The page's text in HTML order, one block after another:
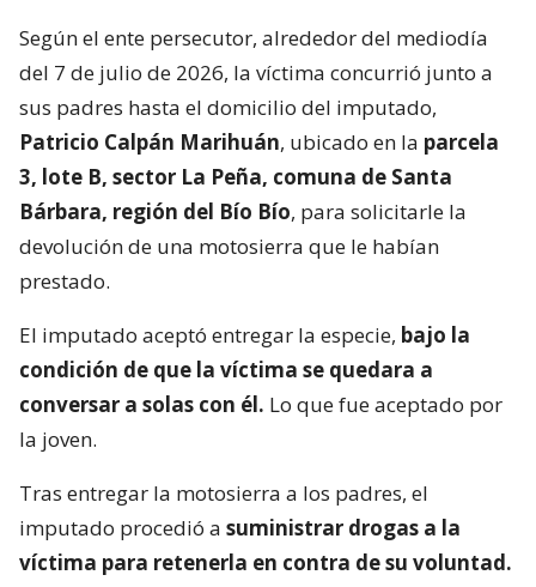
Según el ente persecutor, alrededor del mediodía
del 7 de julio de 2026, la víctima concurrió junto a
sus padres hasta el domicilio del imputado,
Patricio Calpán Marihuán, ubicado en la parcela
3, lote B, sector La Peña, comuna de Santa
Bárbara, región del Bío Bío, para solicitarle la
devolución de una motosierra que le habían
prestado.
El imputado aceptó entregar la especie, bajo la
condición de que la víctima se quedara a
conversar a solas con él. Lo que fue aceptado por
la joven.
Tras entregar la motosierra a los padres, el
imputado procedió a suministrar drogas a la
víctima para retenerla en contra de su voluntad.